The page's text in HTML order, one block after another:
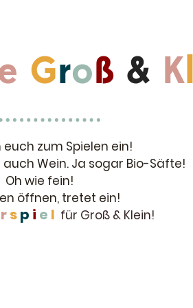
Groß & Kl
zum Spielen ein!
Wein. Ja sogar Bio-Säfte!
Oh wie fein!
öffnen, tretet ein!
rsp i e l für Groß & Klein!